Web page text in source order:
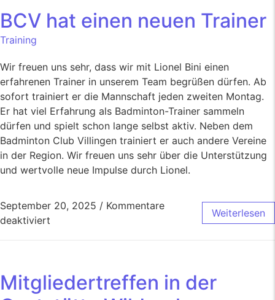
BCV hat einen neuen Trainer
Training
Wir freuen uns sehr, dass wir mit Lionel Bini einen
erfahrenen Trainer in unserem Team begrüßen dürfen. Ab
sofort trainiert er die Mannschaft jeden zweiten Montag.
Er hat viel Erfahrung als Badminton-Trainer sammeln
dürfen und spielt schon lange selbst aktiv. Neben dem
Badminton Club Villingen trainiert er auch andere Vereine
in der Region. Wir freuen uns sehr über die Unterstützung
und wertvolle neue Impulse durch Lionel.
September 20, 2025 / Kommentare
deaktiviert
Weiterlesen
Mitgliedertreffen in der